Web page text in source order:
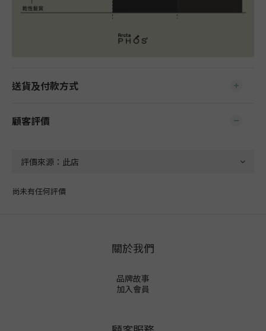
送貨及付款方式
顧客評價
尚未有任何評價
關於我們
品牌故事
加入會員